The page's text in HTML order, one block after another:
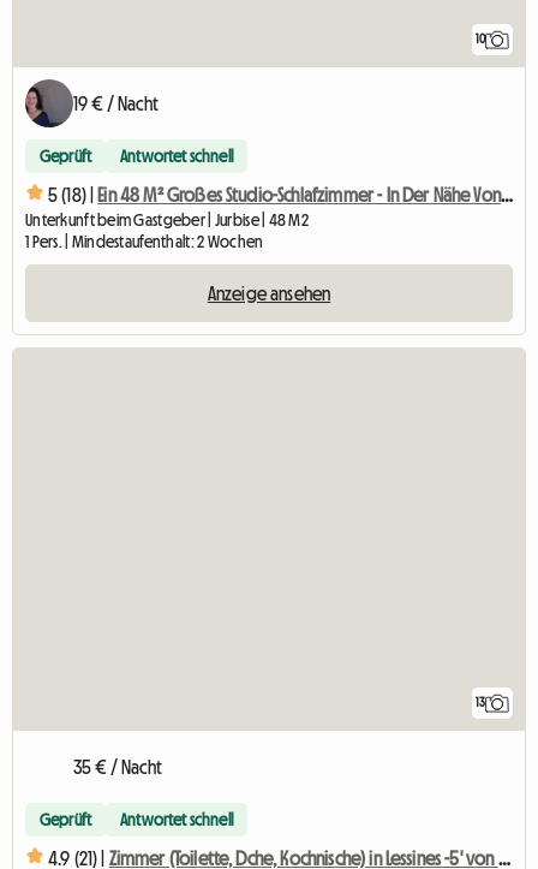
10
19 € / Nacht
Geprüft Antwortet schnell
5 (18) | Ein 48 M² Großes Studio-Schlafzimmer - In Der Nähe Von Pairi Daiza (11 Km)
Unterkunft beim Gastgeber | Jurbise | 48 M2
1 Pers. | Mindestaufenthalt: 2 Wochen
Anzeige ansehen
13
35 € / Nacht
Geprüft Antwortet schnell
4.9 (21) | Zimmer (Toilette, Dche, Kochnische) in Lessines -5' von Takeda-